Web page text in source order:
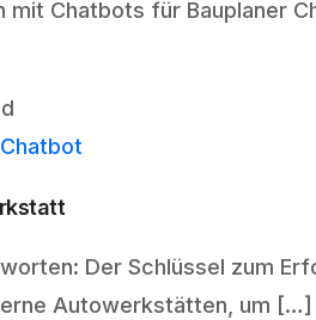
Chatbots für Bauplaner
Der Schlüssel zum
Autowerkstätten, um […]